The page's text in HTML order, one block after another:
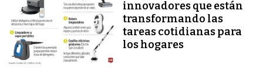
innovadores que están
transformando las
tareas cotidianas para
los hogares